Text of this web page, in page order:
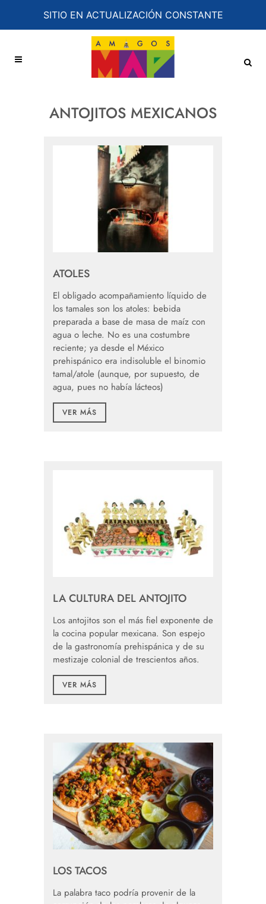
SITIO EN ACTUALIZACIÓN CONSTANTE
ANTOJITOS MEXICANOS
ATOLES
El obligado acompañamiento líquido de
los tamales son los atoles: bebida
preparada a base de masa de maíz con
agua o leche. No es una costumbre
reciente; ya desde el México
prehispánico era indisoluble el binomio
tamal/atole (aunque, por supuesto, de
agua, pues no había lácteos)
VER MÁS
LA CULTURA DEL ANTOJITO
Los antojitos son el más fiel exponente de
la cocina popular mexicana. Son espejo
de la gastronomía prehispánica y de su
mestizaje colonial de trescientos años.
VER MÁS
LOS TACOS
La palabra taco podría provenir de la